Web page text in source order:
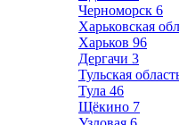
Черноморск 6
Харьковская
Харьков 96
Дергачи 3
Тульская
Тула 46
Щёкино 7